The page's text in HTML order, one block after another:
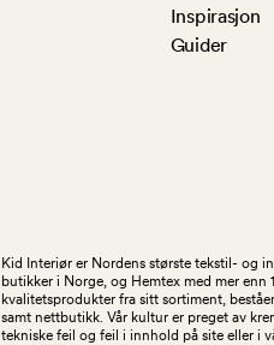
Inspirasjon
Guider
Kid Interiør er Nordens største tekstil- og
butikker i Norge, og Hemtex med mer
kvalitetsprodukter fra sitt sortiment,
samt nettbutikk. Vår kultur er preget av
tekniske feil og feil i innhold på site eller i